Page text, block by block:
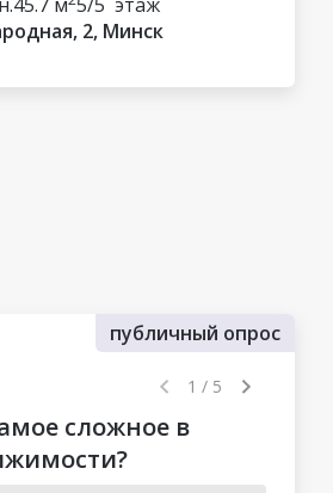
2, Минск
публичный опрос
1 / 5
сложное в